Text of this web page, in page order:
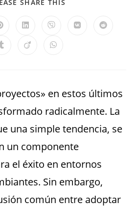
SHARE THIS
en estos últimos
radicalmente. La
una simple tendencia, se
un componente
el éxito en entornos
Sin embargo,
común entre adoptar